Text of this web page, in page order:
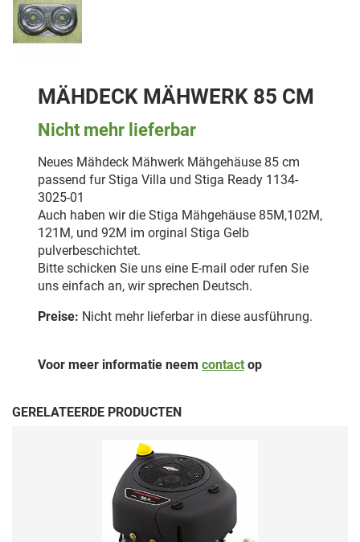
MÄHDECK MÄHWERK 85 CM
Nicht mehr lieferbar
Neues Mähdeck Mähwerk Mähgehäuse 85 cm
passend fur Stiga Villa und Stiga Ready 1134-
3025-01
Auch haben wir die Stiga Mähgehäuse 85M,102M,
121M, und 92M im orginal Stiga Gelb
pulverbeschichtet.
Bitte schicken Sie uns eine E-mail oder rufen Sie
uns einfach an, wir sprechen Deutsch.
Preise: Nicht mehr lieferbar in diese ausführung.
Voor meer informatie neem contactop
GERELATEERDE PRODUCTEN